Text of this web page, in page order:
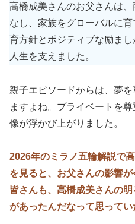
高橋成美さんのお父さんは
なし、家族をグローバルに
育方針とポジティブな励ま
人生を支えました。
親子エピソードからは、夢
ますよね。プライベートを
像が浮かび上がりました。
2026年のミラノ五輪解説で
を見ると、お父さんの影響が
皆さんも、高橋成美さんの
があったんだなって思ってい